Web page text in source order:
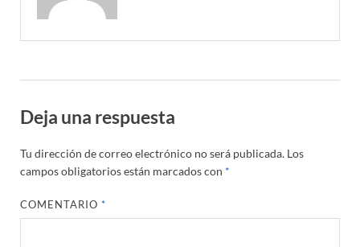
Deja una respuesta
Tu dirección de correo electrónico no será publicada. Los
campos obligatorios están marcados con *
COMENTARIO*